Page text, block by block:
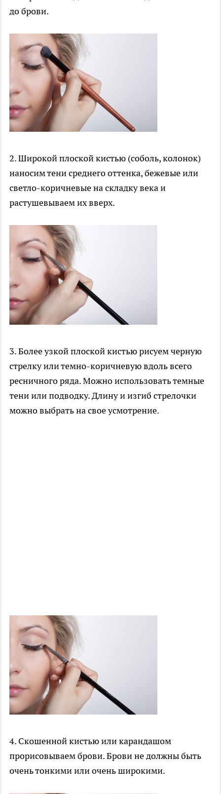
до брови.
2. Широкой плоской кистью (соболь, колонок)
наносим тени среднего оттенка, бежевые или
светло-коричневые на складку века и
растушевываем их вверх.
3. Более узкой плоской кистью рисуем черную
стрелку или темно-коричневую вдоль всего
ресничного ряда. Можно использовать темные
тени или подводку. Длину и изгиб стрелочки
можно выбрать на свое усмотрение.
4. Скошенной кистью или карандашом
прорисовываем брови. Брови не должны быть
очень тонкими или очень широкими.